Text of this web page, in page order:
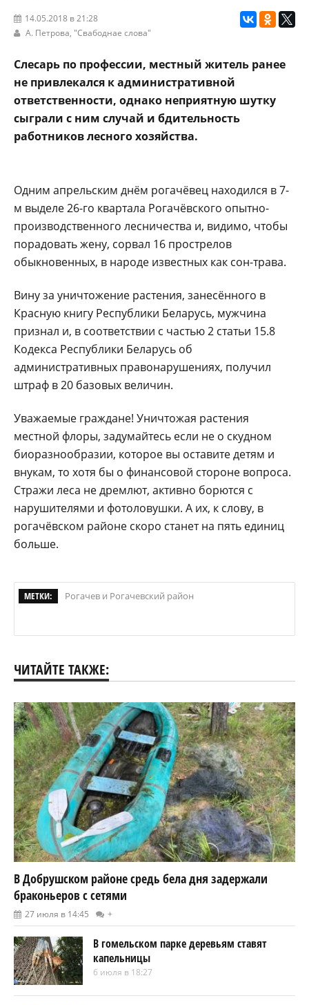
14.05.2018 в 21:28
А. Петрова, "Свабоднае слова"
Слесарь по профессии, местный житель ранее
не привлекался к административной
ответственности, однако неприятную шутку
сыграли с ним случай и бдительность
работников лесного хозяйства.
Одним апрельским днём рогачёвец находился в 7-
м выделе 26-го квартала Рогачёвского опытно-
производственного лесничества и, видимо, чтобы
порадовать жену, сорвал 16 прострелов
обыкновенных, в народе известных как сон-трава.
Вину за уничтожение растения, занесённого в
Красную книгу Республики Беларусь, мужчина
признал и, в соответствии с частью 2 статьи 15.8
Кодекса Республики Беларусь об
административных правонарушениях, получил
штраф в 20 базовых величин.
Уважаемые граждане! Уничтожая растения
местной флоры, задумайтесь если не о скудном
биоразнообразии, которое вы оставите детям и
внукам, то хотя бы о финансовой стороне вопроса.
Стражи леса не дремлют, активно борются с
нарушителями и фотоловушки. А их, к слову, в
рогачёвском районе скоро станет на пять единиц
больше.
МЕТКИ: Рогачев и Рогачевский район
ЧИТАЙТЕ ТАКЖЕ:
В Добрушском районе средь бела дня задержали
браконьеров с сетями
27 июля в 14:45 +
В гомельском парке деревьям ставят
капельницы
6 июля в 18:27